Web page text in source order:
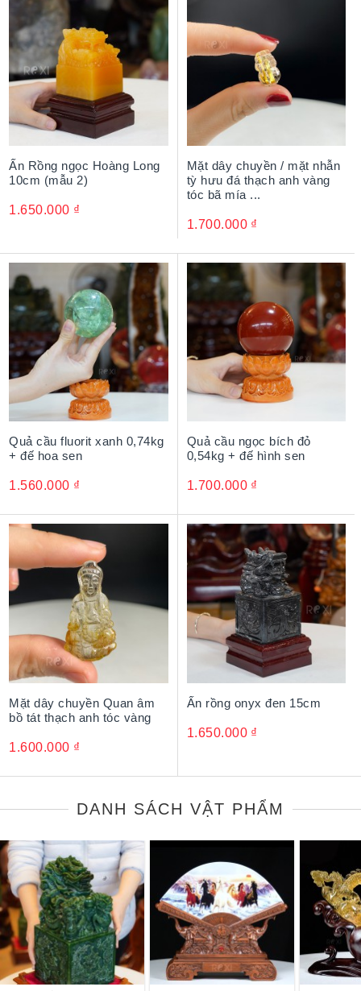
Ấn Rồng ngọc Hoàng Long
10cm (mẫu 2)
1.650.000 ₫
Mặt dây chuyền / mặt nhẫn
tỳ hưu đá thạch anh vàng
tóc bã mía ...
1.700.000 ₫
Quả cầu fluorit xanh 0,74kg
+ đế hoa sen
1.560.000 ₫
Quả cầu ngọc bích đỏ
0,54kg + đế hình sen
1.700.000 ₫
Mặt dây chuyền Quan âm
bồ tát thạch anh tóc vàng
1.600.000 ₫
Ấn rồng onyx đen 15cm
1.650.000 ₫
DANH SÁCH VẬT PHẨM